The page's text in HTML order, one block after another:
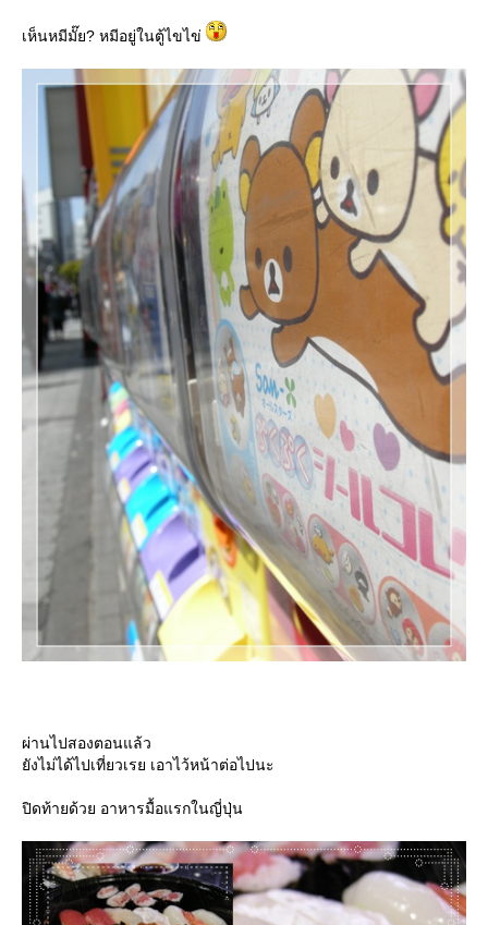
เห็นหมีมั๊ย? หมีอยู่ในตู้ไขไข่
ผ่านไปสองตอนแล้ว
ังไม่ได้ไปเที่ยวเรย เอาไว้หน้าต่อไปนะ
ปิดท้ายด้วย อาหารมื้อแรกในญี่ปุ่น